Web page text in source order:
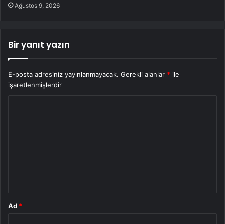
Ağustos 9, 2026
Bir yanıt yazın
E-posta adresiniz yayınlanmayacak. Gerekli alanlar * ile
işaretlenmişlerdir
Ad *